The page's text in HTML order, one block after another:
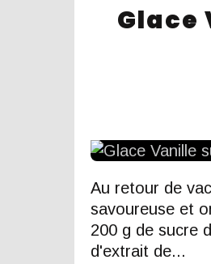
Glace
Au retour de
savoureuse et
200 g de sucre
d'extrait de...